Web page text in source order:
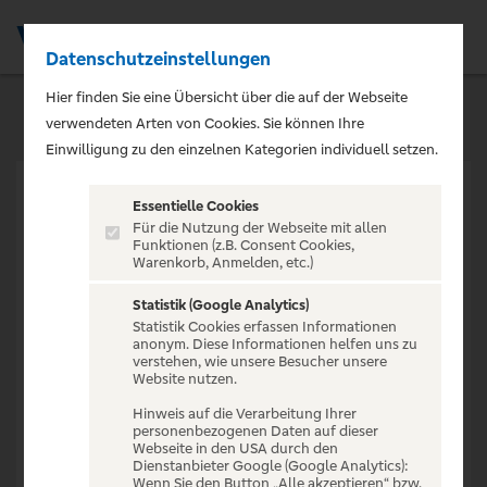
VERANSTALTUNG NICHT
GEFUNDEN
Zur Startseite
Datenschutzeinstellungen
Hier finden Sie eine Übersicht über die auf der Webseite
verwendeten Arten von Cookies. Sie können Ihre
Einwilligung zu den einzelnen Kategorien individuell setzen.
Essentielle Cookies
Für die Nutzung der Webseite mit allen
Funktionen (z.B. Consent Cookies,
Warenkorb, Anmelden, etc.)
Statistik (Google Analytics)
Statistik Cookies erfassen Informationen
anonym. Diese Informationen helfen uns zu
verstehen, wie unsere Besucher unsere
Website nutzen.
Hinweis auf die Verarbeitung Ihrer
personenbezogenen Daten auf dieser
Webseite in den USA durch den
Dienstanbieter Google (Google Analytics):